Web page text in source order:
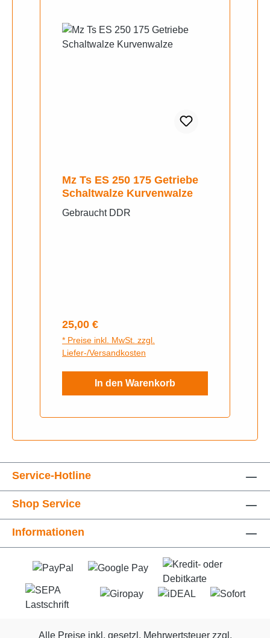
Mz Ts ES 250 175 Getriebe
Schaltwalze Kurvenwalze
Gebraucht DDR
Regulärer Preis:
25,00 €
* Preise inkl. MwSt. zzgl.
Liefer-/Versandkosten
In den Warenkorb
Service-Hotline
Shop Service
Informationen
Alle Preise inkl. gesetzl. Mehrwertsteuer zzgl.